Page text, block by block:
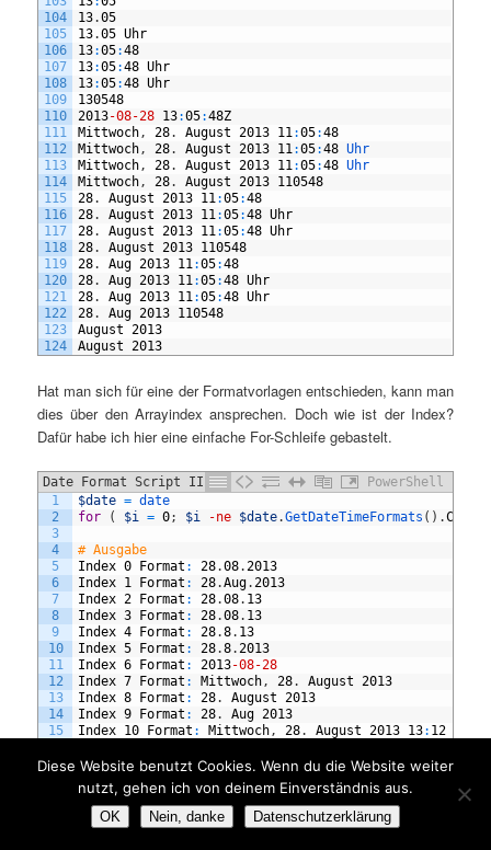
104
105
106
107
108
109
110
111
112
113
114
115
116
117
118
119
120
121
122
123
124
13.05
13.05 Uhr
13:05:48
13:05:48 Uhr
13:05:48 Uhr
130548
2013-08-28 13:05:48Z
Mittwoch , 28. August 2013 11 :05:48
Mittwoch , 28. August 2013 11 :05:48 Uhr
Mittwoch , 28. August 2013 11 :05:48 Uhr
Mittwoch , 28. August 2013 110548
28. August 2013 11 :05:48
28. August 2013 11 :05:48 Uhr
28. August 2013 11 :05:48 Uhr
28. August 2013 110548
28. Aug 2013 11 :05:48
28. Aug 2013 11 :05:48 Uhr
28. Aug 2013 11 :05:48 Uhr
28. Aug 2013 110548
August
2013
August
2013
Hat man sich für eine der Formatvorlagen entschieden, kann man
dies über den Arrayindex ansprechen. Doch wie ist der Index?
Dafür habe ich hier eine einfache For-Schleife gebastelt.
Date Format Script II
PowerShell
1
2
3
4
5
6
7
8
9
10
11
12
13
14
15
17
$date = date
for
( $i = 0; $i -ne $date.GetDateTimeFormats ( ) .Count
# Ausgabe
Index 0 Format : 28.08.2013
Index 1 Format : 28.Aug.2013
Index 2 Format : 28.08. 13
Index 3 Format : 28.08. 13
Index 4 Format : 28.8. 13
Index 5 Format : 28.8.2013
Index 6 Format : 2013-08-28
Index 7 Format : Mittwoch, 28. August 2013
Index 8 Format : 28. August 2013
Index 9 Format : 28. Aug 2013
Index 10 Format : Mittwoch, 28. August 2013 13: 12
Index 12 Format : Mittwoch, 28 . August 2013 13.12
Index
Format Mittwoch 28 August 2013
Index 14 Format : 28 . August 2013 13 :12
Index
15 Format: 28. August 2013 13:12
Index 16 Format: 28. August 2013 13.12
Diese Website benutzt Cookies. Wenn du die Website weiter
nutzt, gehen ich von deinem Einverständnis aus.
OK Nein, danke Datenschutzerklärung